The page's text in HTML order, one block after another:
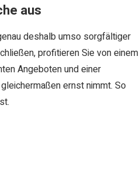
aus
deshalb umso sorgfältiger
profitieren Sie von einem
Angeboten und einer
ernst nimmt. So